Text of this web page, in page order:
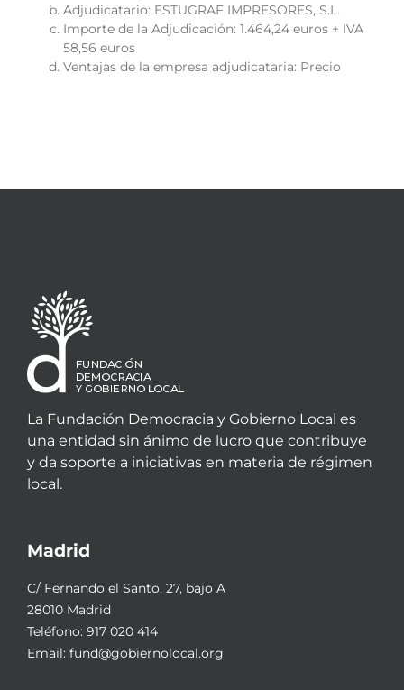
Adjudicatario: ESTUGRAF IMPRESORES, S.L.
Importe de la Adjudicación: 1.464,24 euros + IVA
58,56 euros
Ventajas de la empresa adjudicataria: Precio
La Fundación Democracia y Gobierno Local es
una entidad sin ánimo de lucro que contribuye
y da soporte a iniciativas en materia de régimen
local.
Madrid
C/ Fernando el Santo, 27, bajo A
28010 Madrid
Teléfono: 917 020 414
Email: fund@gobiernolocal.org